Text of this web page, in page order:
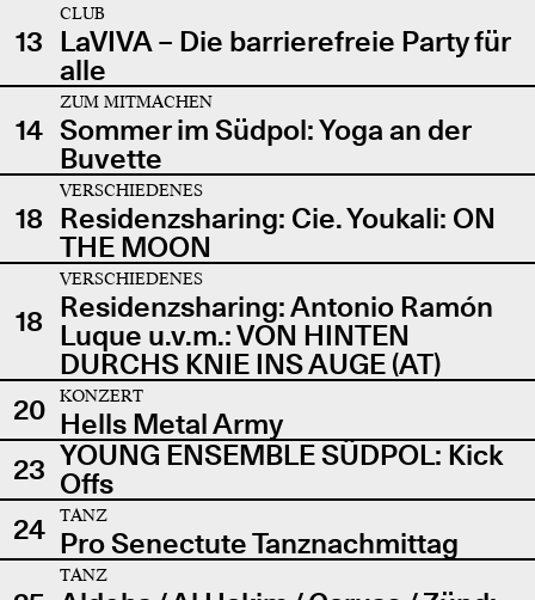
13
CLUB
LaVIVA – Die barrierefreie Party für
alle
14
ZUM MITMACHEN
Sommer im Südpol: Yoga an der
Buvette
18
VERSCHIEDENES
Residenzsharing: Cie. Youkali: ON
THE MOON
18
VERSCHIEDENES
Residenzsharing: Antonio Ramón
Luque u.v.m.: VON HINTEN
DURCHS KNIE INS AUGE (AT)
20
KONZERT
Hells Metal Army
23 YOUNG ENSEMBLE SÜDPOL: Kick
Offs
24
TANZ
Pro Senectute Tanznachmittag
TANZ